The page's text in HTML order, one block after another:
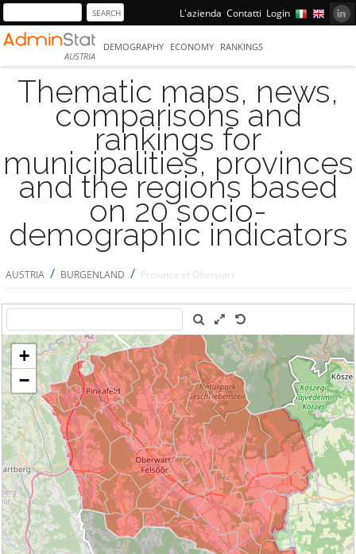
L'azienda Contatti Login
AUSTRIA
DEMOGRAPHY ECONOMY RANKINGS
Thematic maps, news,
comparisons and
rankings for
municipalities, provinces
and the regions based
on 20 socio-
demographic indicators
AUSTRIA / BURGENLAND / Province of Oberwart